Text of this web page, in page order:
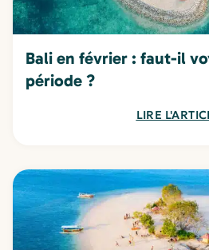
Bali en février : faut-il
période ?
LIRE